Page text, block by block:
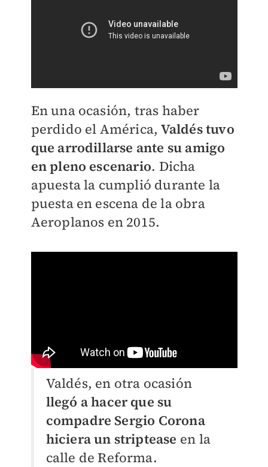
En una ocasión, tras haber
perdido el América, Valdés tuvo
que arrodillarse ante su amigo
en pleno escenario. Dicha
apuesta la cumplió durante la
puesta en escena de la obra
Aeroplanos en 2015.
Valdés, en otra ocasión
llegó a hacer que su
compadre Sergio Corona
hiciera un striptease en la
calle de Reforma.